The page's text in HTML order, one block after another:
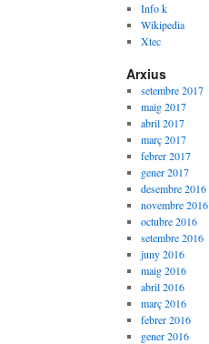
Info k
Wikipedia
Xtec
Arxius
setembre 2017
maig 2017
abril 2017
març 2017
febrer 2017
gener 2017
desembre 2016
novembre 2016
octubre 2016
setembre 2016
juny 2016
maig 2016
abril 2016
març 2016
febrer 2016
gener 2016